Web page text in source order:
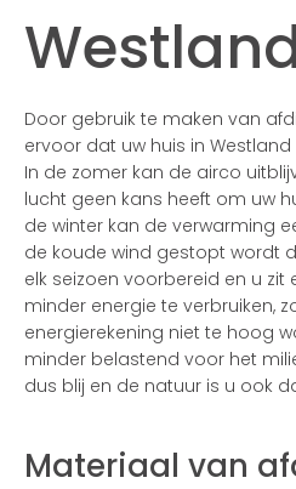
Door gebruik te maken van
ervoor dat uw huis in
In de zomer kan de airco
lucht geen kans heeft om uw
de winter kan de verwarming
de koude wind gestopt wordt
elk seizoen voorbereid en u zit
minder energie te verbruiken,
energierekening niet te hoog
minder belastend voor het
dus blij en de natuur is u ook
Materiaal van